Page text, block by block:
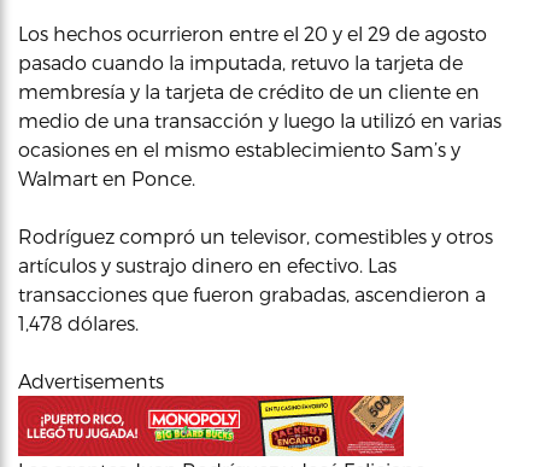
Los hechos ocurrieron entre el 20 y el 29 de agosto
pasado cuando la imputada, retuvo la tarjeta de
membresía y la tarjeta de crédito de un cliente en
medio de una transacción y luego la utilizó en varias
ocasiones en el mismo establecimiento Sam’s y
Walmart en Ponce.
Rodríguez compró un televisor, comestibles y otros
artículos y sustrajo dinero en efectivo. Las
transacciones que fueron grabadas, ascendieron a
1,478 dólares.
Advertisements